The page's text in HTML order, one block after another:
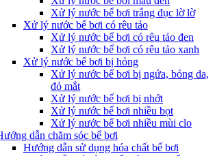
Xử lý nước bể bơi trắng đục lờ lờ
Xử lý nước bể bơi có rêu tảo
Xử lý nước bể bơi có rêu tảo đen
Xử lý nước bể bơi có rêu tảo xanh
Xử lý nước bể bơi bị hỏng
Xử lý nước bể bơi bị ngứa, bỏng da,
đỏ mắt
Xử lý nước bể bơi bị nhớt
Xử lý nước bể bơi nhiều bọt
Xử lý nước bể bơi nhiều mùi clo
dẫn chăm sóc bể bơi
Hướng dẫn sử dụng hóa chất bể bơi